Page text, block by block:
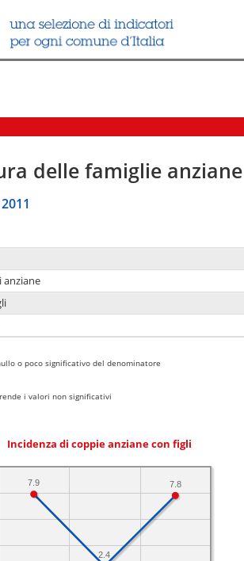
delle famiglie anziane
anziane
o poco significativo del denominatore
i valori non significativi
Incidenza di coppie anziane con figli
7.8
2.4
7.9